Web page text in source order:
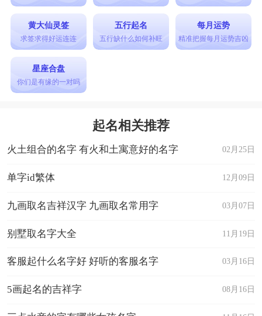
黄大仙灵签
求签求得好运连连
五行起名
五行缺什么如何补旺
每月运势
精准把握每月运势吉凶
星座合盘
你们是有缘的一对吗
起名相关推荐
02月25日
火土组合的名字 有火和土寓意好的名字
12月09日
单字id繁体
03月07日
九画取名吉祥汉字 九画取名常用字
11月19日
别墅取名字大全
03月16日
客服起什么名字好 好听的客服名字
08月16日
5画起名的吉祥字